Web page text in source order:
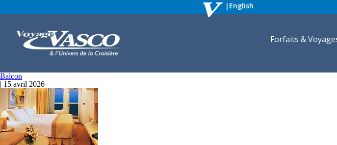
| English
Forfaits &
Balcon
| 15 avril 2026